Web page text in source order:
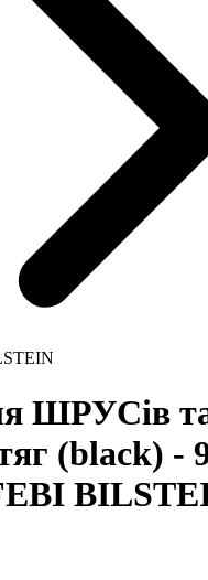
ШРУСів
(black) -